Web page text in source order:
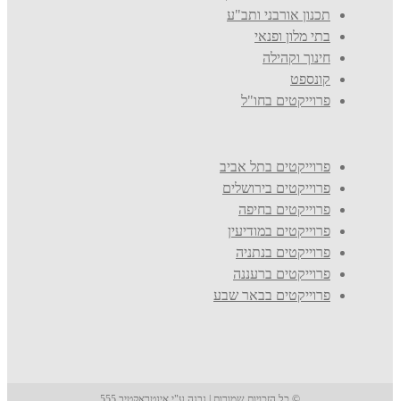
תכנון אורבני ותב"ע
בתי מלון ופנאי
חינוך וקהילה
קונספט
פרוייקטים בחו"ל
פרוייקטים בתל אביב
פרוייקטים בירושלים
פרוייקטים בחיפה
פרוייקטים במודיעין
פרוייקטים בנתניה
פרוייקטים ברעננה
פרוייקטים בבאר שבע